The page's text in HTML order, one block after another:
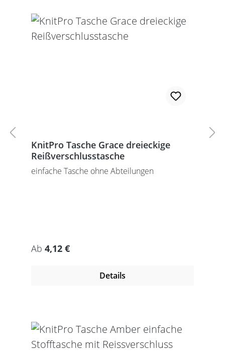
KnitPro Tasche Grace dreieckige
Reißverschlusstasche
einfache Tasche ohne Abteilungen
Regulärer Preis:
Ab 4,12 €
Details